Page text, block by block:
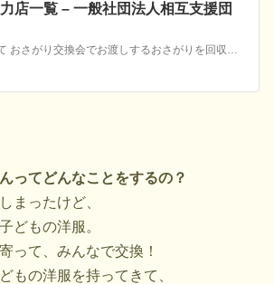
店一覧 – 一般社団法人相互支援団
おさがり回収について おさがり交換会でお渡しするおさがりを回収しています。 ご自宅にある不要になった子ども服をぜひお持ち込みください。 大切に保管して必要な方にお届けいたします。 どんな子ども服を持っていっていいの？？ ・新生児〜
ってどんなことをするの？
まったけど、
どもの洋服。
って、みんなで交換！
もの洋服を持ってきて、